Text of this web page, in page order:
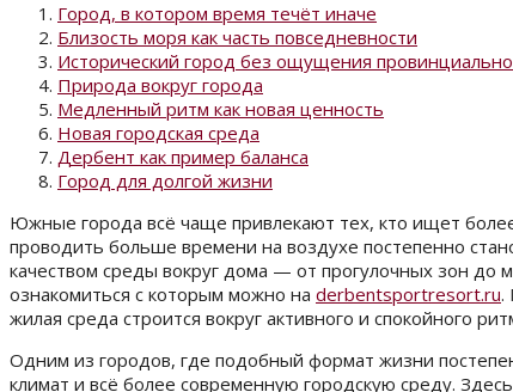
Город, в котором время течёт иначе
Близость моря как часть повседневности
Исторический город без ощущения
Природа вокруг города
Медленный ритм как новая ценность
Новая городская среда
Дербент как пример баланса
Город для долгой жизни
Южные города всё чаще привлекают тех, кто ищет
проводить больше времени на воздухе постепенно
качеством среды вокруг дома — от прогулочных зон до
ознакомиться с которым можно на derbentsportresort.ru.
жилая среда строится вокруг активного и спокойного
Одним из городов, где подобный формат жизни
климат и всё более современную городскую среду.